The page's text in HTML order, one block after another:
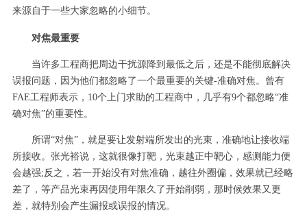
来源自于一些大家忽略的小细节。
对焦最重要
当许多工程商把周边干扰源降到最低之后，还是不能彻底解决
误报问题，因为他们都忽略了一个最重要的关键-准确对焦。曾有
FAE工程师表示，10个上门求助的工程商中，几乎有9个都忽略“准
确对焦”的重要性。
所谓“对焦”，就是要让发射端所发出的光束，准确地让接收端
所接收。张光裕说，这就很像打靶，光束越正中靶心，感测能力便
会越强;反之，若一开始没有对焦准确，越往外圈偏，效果就已经略
差了，等产品光束再因使用年限久了开始削弱，那时候效果又更
差，就特别会产生漏报或误报的情况。